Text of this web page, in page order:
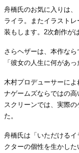
舟橋氏のお気に入りは
ライラ。またイラスト
装もします。2次創作が
さらヘザーは、本作な
「彼女の人生に何があ
木村プロデューサーに
ナゲームズならではの
スクリーンでは、実際
た。
舟橋氏は「いただける
クターの個性を生かし